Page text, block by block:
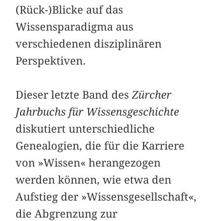
(Rück-)Blicke auf das
Wissensparadigma aus
verschiedenen disziplinären
Perspektiven.
Dieser letzte Band desZürcher
Jahrbuchs für Wissensgeschichte
diskutiert unterschiedliche
Genealogien, die für die Karriere
von »Wissen« herangezogen
werden können, wie etwa den
Aufstieg der »Wissensgesellschaft«,
die Abgrenzung zur